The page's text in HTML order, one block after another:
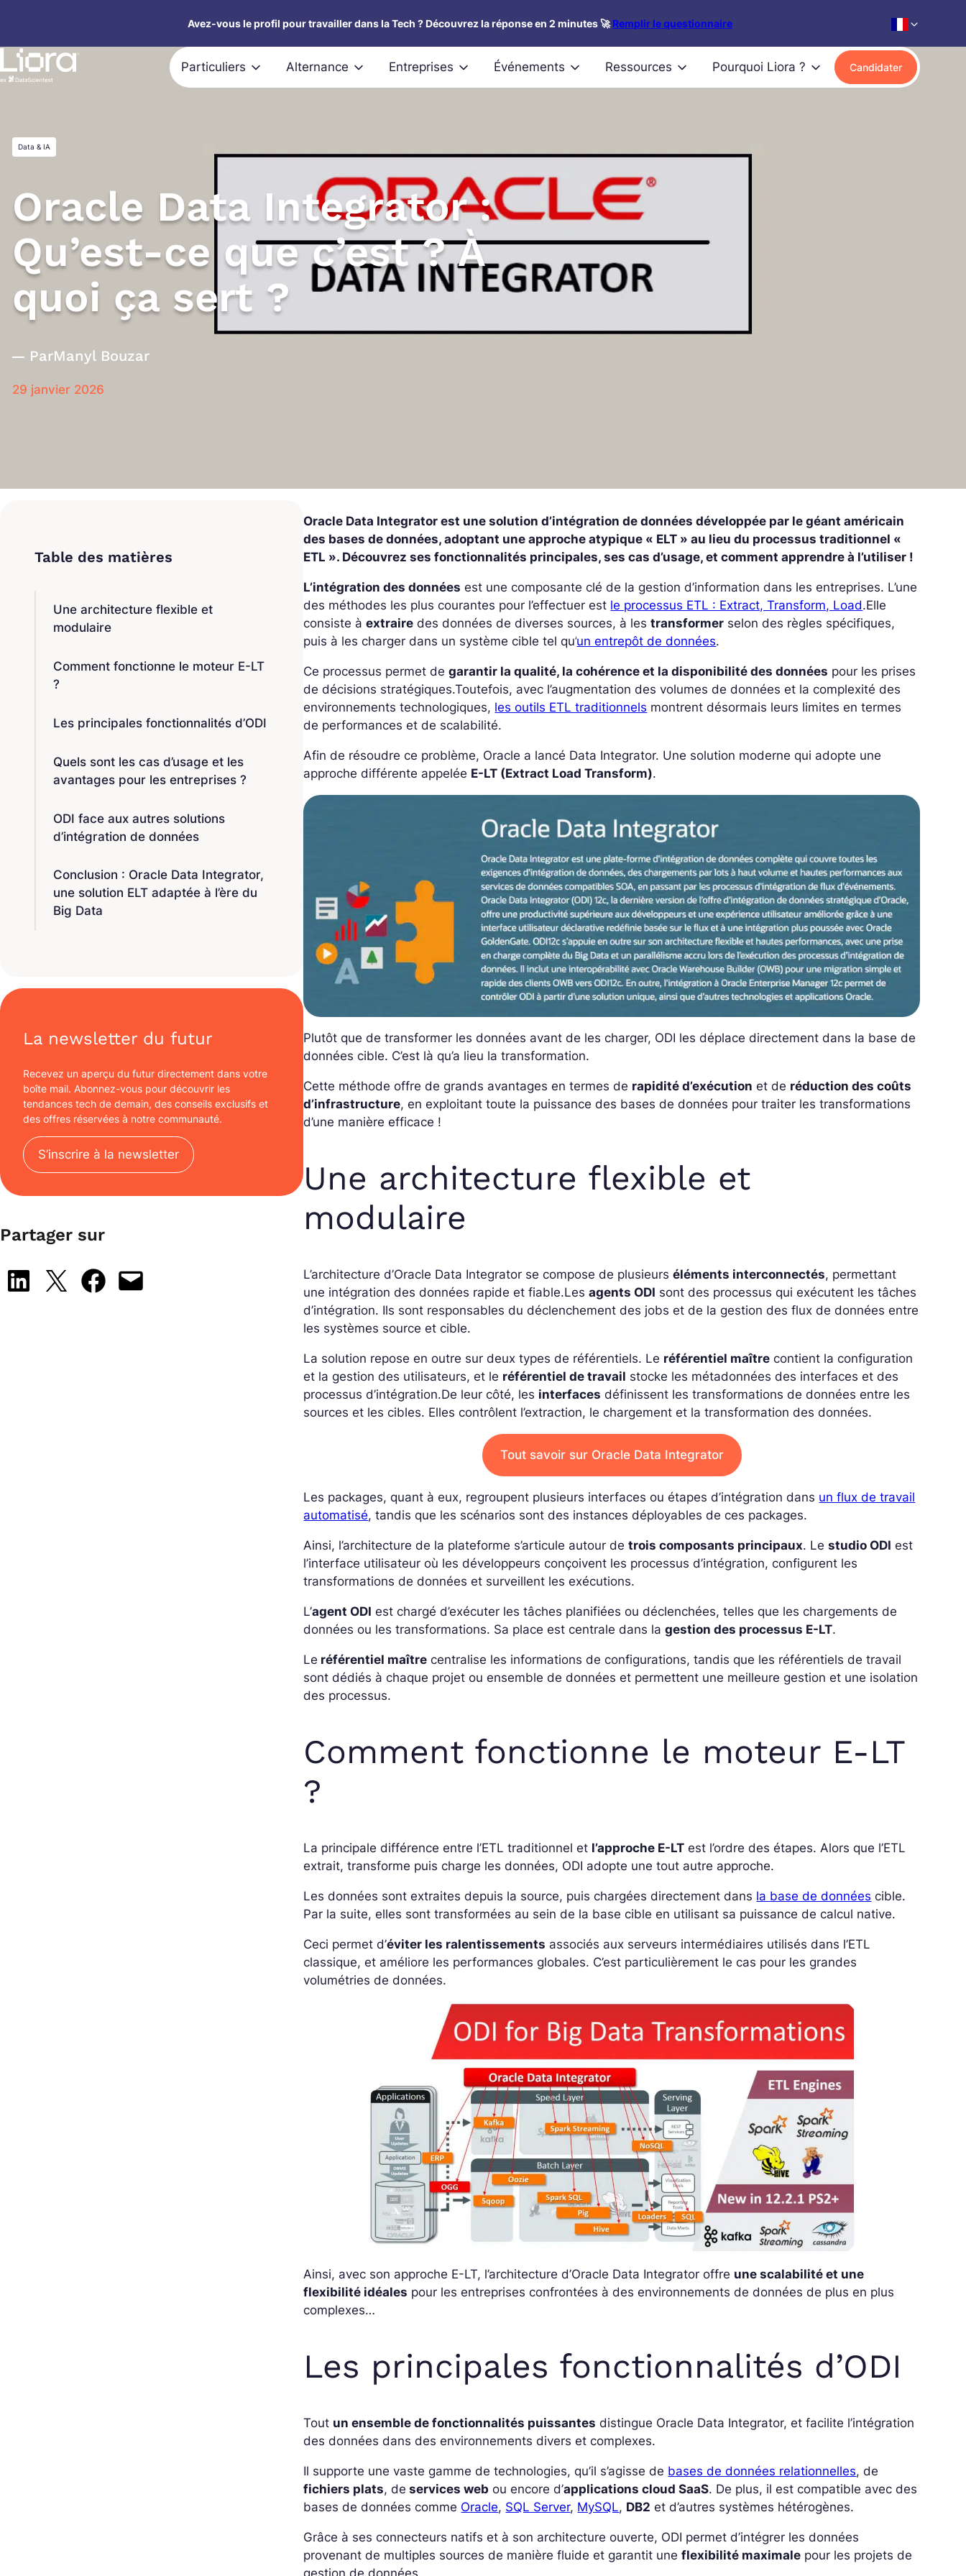
contenu
Avez-vous le profil pour travailler dans la Tech ? Découvrez la réponse en 2 minutes 🚀Remplir le questionnaire
Particuliers Alternance Entreprises Événements Ressources Pourquoi Liora ? Candidater
Data & IA
Oracle Data Integrator :
Qu’est-ce que c’est ? À
quoi ça sert ?
ParManyl Bouzar
29 janvier 2026
Une architecture flexible et
modulaire
Comment fonctionne le moteur E-LT
?
Les principales fonctionnalités d’ODI
Quels sont les cas d’usage et les
avantages pour les entreprises ?
ODI face aux autres solutions
d’intégration de données
Conclusion : Oracle Data Integrator,
une solution ELT adaptée à l’ère du
Big Data
La newsletter du futur
Recevez un aperçu du futur directement dans votre
boîte mail. Abonnez-vous pour découvrir les
tendances tech de demain, des conseils exclusifs et
des offres réservées à notre communauté.
S’inscrire à la newsletter
Partager sur
Share on LinkedIn
Share on X Share on Facebook
Email this Page
Oracle Data Integrator est une solution d’intégration de données développée par le géant américain
des bases de données, adoptant une approche atypique « ELT » au lieu du processus traditionnel «
ETL ». Découvrez ses fonctionnalités principales, ses cas d’usage, et comment apprendre à l’utiliser !
L’intégration des données est une composante clé de la gestion d’information dans les entreprises. L’une
des méthodes les plus courantes pour l’effectuer est le processus ETL : Extract, Transform, Load.Elle
consiste àextraire des données de diverses sources, à lestransformer selon des règles spécifiques,
puis à les charger dans un système cible tel qu’un entrepôt de données.
Ce processus permet degarantir la qualité, la cohérence et la disponibilité des données pour les prises
de décisions stratégiques.Toutefois, avec l’augmentation des volumes de données et la complexité des
environnements technologiques, les outils ETL traditionnels montrent désormais leurs limites en termes
de performances et de scalabilité.
Afin de résoudre ce problème, Oracle a lancé Data Integrator. Une solution moderne qui adopte une
approche différente appelée E-LT (Extract Load Transform).
Plutôt que de transformer les données avant de les charger, ODI les déplace directement dans la base de
données cible. C’est là qu’a lieu la transformation.
Cette méthode offre de grands avantages en termes de rapidité d’exécution et de réduction des coûts
d’infrastructure, en exploitant toute la puissance des bases de données pour traiter les transformations
d’une manière efficace !
Une architecture flexible et
modulaire
L’architecture d’Oracle Data Integrator se compose de plusieurséléments interconnectés, permettant
une intégration des données rapide et fiable.Lesagents ODI sont des processus qui exécutent les tâches
d’intégration. Ils sont responsables du déclenchement des jobs et de la gestion des flux de données entre
les systèmes source et cible.
La solution repose en outre sur deux types de référentiels. Le référentiel maître contient la configuration
et la gestion des utilisateurs, et le référentiel de travail stocke les métadonnées des interfaces et des
processus d’intégration.De leur côté, les interfaces définissent les transformations de données entre les
sources et les cibles. Elles contrôlent l’extraction, le chargement et la transformation des données.
Tout savoir sur Oracle Data Integrator
Les packages, quant à eux, regroupent plusieurs interfaces ou étapes d’intégration dans un flux de travail
automatisé, tandis que les scénarios sont des instances déployables de ces packages.
Ainsi, l’architecture de la plateforme s’articule autour detrois composants principaux. Lestudio ODI est
l’interface utilisateur où les développeurs conçoivent les processus d’intégration, configurent les
transformations de données et surveillent les exécutions.
L’agent ODI est chargé d’exécuter les tâches planifiées ou déclenchées, telles que les chargements de
données ou les transformations. Sa place est centrale dans lagestion des processus E-LT.
Le référentiel maître centralise les informations de configurations, tandis que les référentiels de travail
sont dédiés à chaque projet ou ensemble de données et permettent une meilleure gestion et une isolation
des processus.
Comment fonctionne le moteur E-LT
?
La principale différence entre l’ETL traditionnel et l’approche E-LT est l’ordre des étapes. Alors que l’ETL
extrait, transforme puis charge les données, ODI adopte une tout autre approche.
Les données sont extraites depuis la source, puis chargées directement dans la base de données cible.
Par la suite, elles sont transformées au sein de la base cible en utilisant sa puissance de calcul native.
Ceci permet d’éviter les ralentissements associés aux serveurs intermédiaires utilisés dans l’ETL
classique, et améliore les performances globales. C’est particulièrement le cas pour les grandes
volumétries de données.
Ainsi, avec son approche E-LT, l’architecture d’Oracle Data Integrator offre une scalabilité et une
flexibilité idéales pour les entreprises confrontées à des environnements de données de plus en plus
complexes…
Les principales fonctionnalités d’ODI
Tout un ensemble de fonctionnalités puissantes distingue Oracle Data Integrator, et facilite l’intégration
des données dans des environnements divers et complexes.
Il supporte une vaste gamme de technologies, qu’il s’agisse de bases de données relationnelles, de
fichiers plats, de services web ou encore d’applications cloud SaaS. De plus, il est compatible avec des
bases de données comme Oracle, SQL Server, MySQL, DB2 et d’autres systèmes hétérogènes.
Grâce à ses connecteurs natifs et à son architecture ouverte, ODI permet d’intégrer les données
provenant de multiples sources de manière fluide et garantit uneflexibilité maximale pour les projets de
gestion de données.